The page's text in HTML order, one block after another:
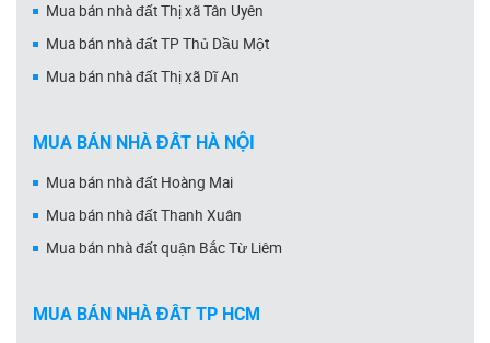
Mua bán nhà đất Thị xã Tân Uyên
Mua bán nhà đất TP Thủ Dầu Một
Mua bán nhà đất Thị xã Dĩ An
MUA BÁN NHÀ ĐẤT HÀ NỘI
Mua bán nhà đất Hoàng Mai
Mua bán nhà đất Thanh Xuân
Mua bán nhà đất quận Bắc Từ Liêm
MUA BÁN NHÀ ĐẤT TP HCM